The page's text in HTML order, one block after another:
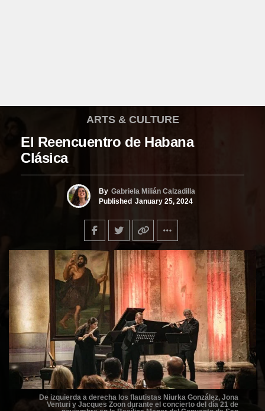
De izquierda a derecha los flautistas Niurka González, Jona
Venturi y Jacques Zoon durante el concierto del día 21 de
ARTS & CULTURE
El Reencuentro de Habana
Clásica
By Gabriela Milián Calzadilla
Published January 25, 2024